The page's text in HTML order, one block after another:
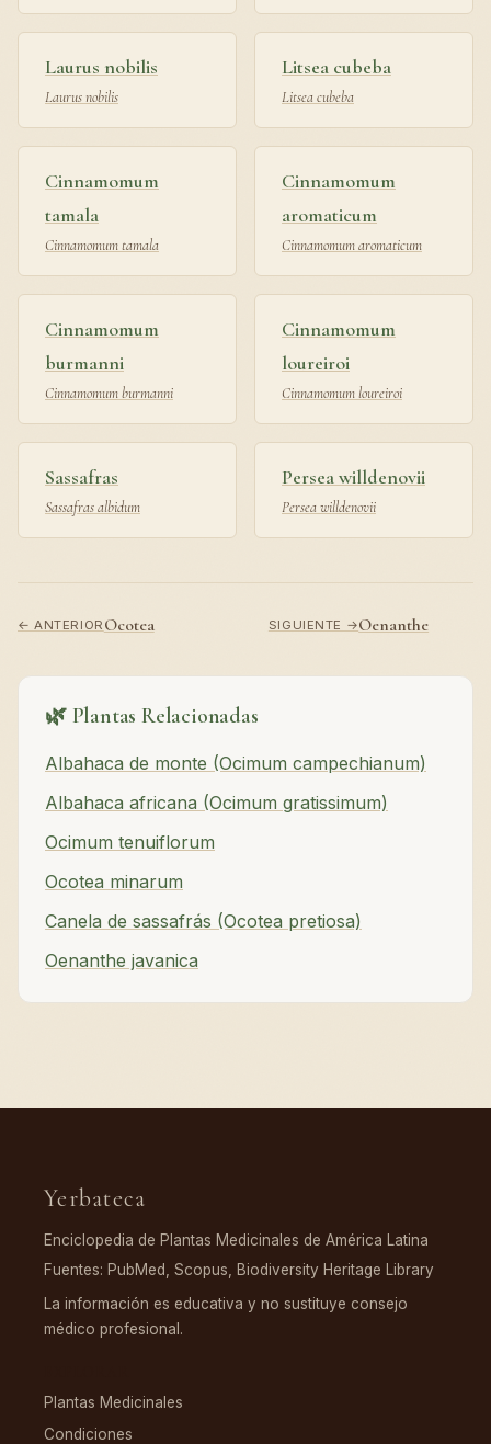
Laurus nobilis
Laurus nobilis
Litsea cubeba
Litsea cubeba
Cinnamomum
tamala
Cinnamomum tamala
Cinnamomum
aromaticum
Cinnamomum aromaticum
Cinnamomum
burmanni
Cinnamomum burmanni
Cinnamomum
loureiroi
Cinnamomum loureiroi
Sassafras
Sassafras albidum
Persea willdenovii
Persea willdenovii
← ANTERIOR Ocotea SIGUIENTE →Oenanthe
🌿 Plantas Relacionadas
Albahaca de monte (Ocimum campechianum)
Albahaca africana (Ocimum gratissimum)
Ocimum tenuiflorum
Ocotea minarum
Canela de sassafrás (Ocotea pretiosa)
Oenanthe javanica
Yerbateca
Enciclopedia de Plantas Medicinales de América Latina
Fuentes: PubMed, Scopus, Biodiversity Heritage Library
La información es educativa y no sustituye consejo
médico profesional.
Plantas Medicinales
Condiciones